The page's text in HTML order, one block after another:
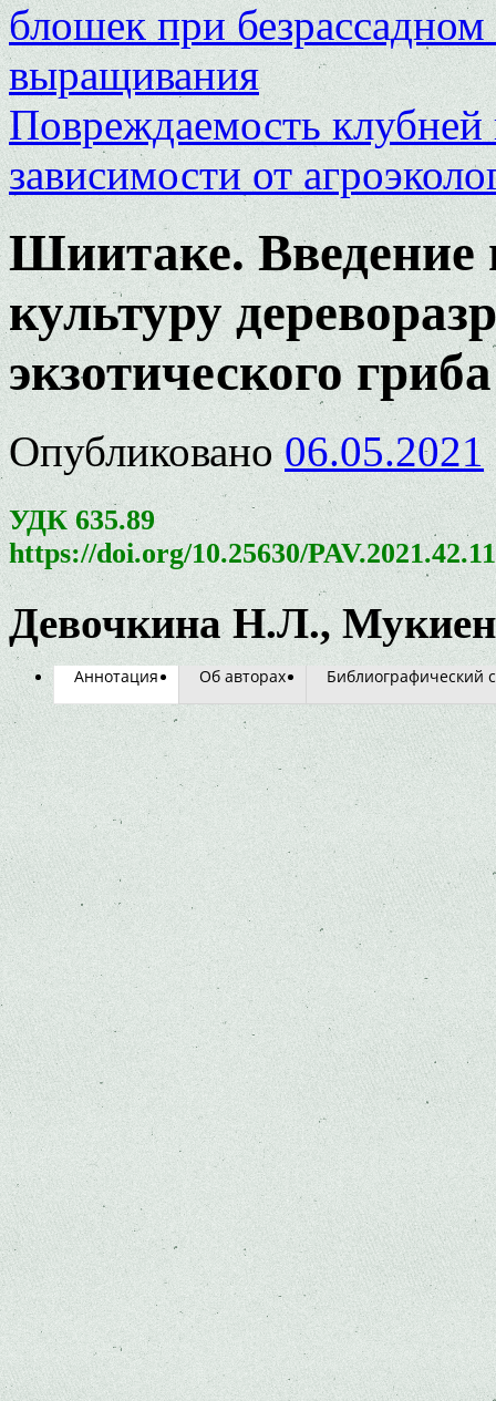
блошек при
выращивания
Повреждаемость
зависимости от
Шиитаке.
культуру
экзотического
Опубликовано 06.05.2021
УДК 635.89
https://doi.org/10.25630/
Девочкина Н.Л.,
Аннотация Об авторах Библиографический